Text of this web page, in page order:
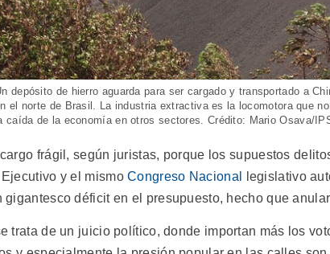
depósito de hierro aguarda para ser cargado y transportado a
el norte de Brasil. La industria extractiva es la locomotora que
caída de la economía en otros sectores. Crédito: Mario Osava/
frágil, según juristas, porque los supuestos
Ejecutivo y el mismoCongreso Nacional
legislativo
gigantesco déficit en el presupuesto, hecho que
trata de un juicio político, donde importan más los